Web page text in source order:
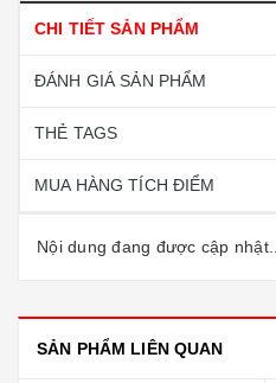
CHI TIẾT SẢN PHẨM
ĐÁNH GIÁ SẢN PHẨM
THẺ TAGS
MUA HÀNG TÍCH ĐIỂM
Nội dung đang được cập nhật...
SẢN PHẨM LIÊN QUAN